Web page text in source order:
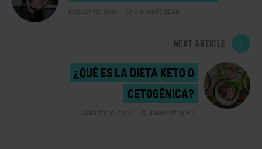
AUGUST 12, 2020 4 MINUTE READ
NEXT ARTICLE
¿QUÉ ES LA DIETA KETO O
CETOGÉNICA?
AUGUST 18, 2020 4 MINUTE READ